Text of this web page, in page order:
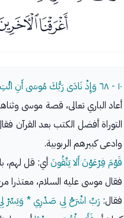
١٠ - ٦٨ وَإِذْ نَادَى رَبُّكَ مُوسَى أَنِ ائْتِ
أعاد الباري تعالى، قصة موسى
التوراة أفضل الكتب بعد القرآن
وادعى كبيرهم الربوبية.
قَوْمَ فِرْعَوْنَ أَلا يَتَّقُونَأي: قل لهم،
فقال موسى عليه السلام، معتذرا
فقال: رَبِّ اشْرَحْ لِي صَدْرِي * وَيَسِّرْ